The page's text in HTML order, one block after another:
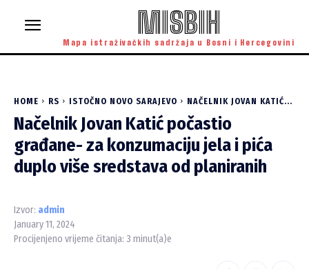
MISBIH
Mapa istraživačkih sadržaja u Bosni i Hercegovini
HOME RS ISTOČNO NOVO SARAJEVO NAČELNIK JOVAN KATIĆ...
Načelnik Jovan Katić počastio
građane- za konzumaciju jela i pića
duplo više sredstava od planiranih
Izvor: admin
January 11, 2024
Procijenjeno vrijeme čitanja: 3 minut(a)e